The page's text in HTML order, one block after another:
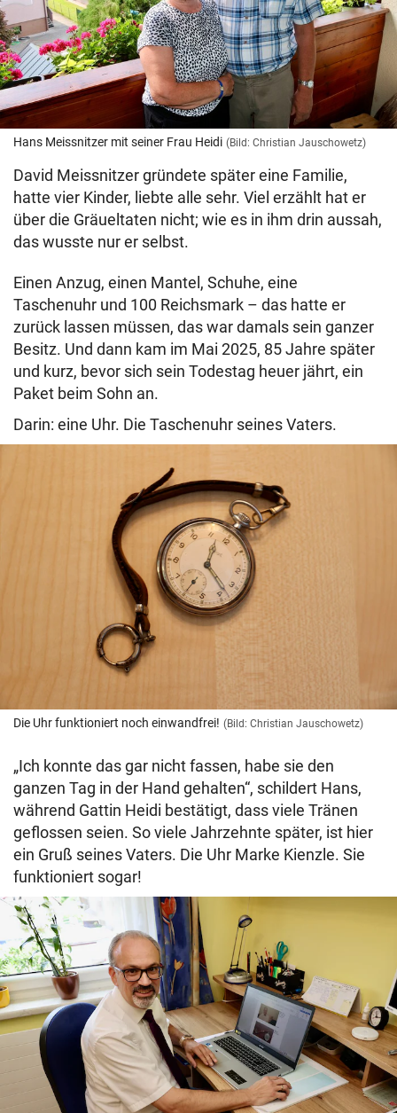
Hans Meissnitzer mit seiner Frau Heidi (Bild: Christian Jauschowetz)
David Meissnitzer gründete später eine Familie,
hatte vier Kinder, liebte alle sehr. Viel erzählt hat er
über die Gräueltaten nicht; wie es in ihm drin aussah,
das wusste nur er selbst.
Einen Anzug, einen Mantel, Schuhe, eine
Taschenuhr und 100 Reichsmark – das hatte er
zurück lassen müssen, das war damals sein ganzer
Besitz. Und dann kam im Mai 2025, 85 Jahre später
und kurz, bevor sich sein Todestag heuer jährt, ein
Paket beim Sohn an.
Darin: eine Uhr. Die Taschenuhr seines Vaters.
Die Uhr funktioniert noch einwandfrei! (Bild: Christian Jauschowetz)
„Ich konnte das gar nicht fassen, habe sie den
ganzen Tag in der Hand gehalten“, schildert Hans,
während Gattin Heidi bestätigt, dass viele Tränen
geflossen seien. So viele Jahrzehnte später, ist hier
ein Gruß seines Vaters. Die Uhr Marke Kienzle. Sie
funktioniert sogar!